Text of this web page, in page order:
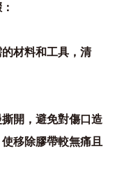
材料和工具，清
開，避免對傷口造
移除膠帶較無痛且